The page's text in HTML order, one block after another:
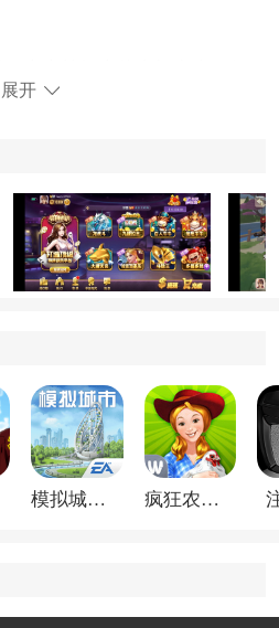
。比较稳一点的玩法通常会
力，尤其后期剩牌不多的时
出现的大牌来判断场上还剩什
家单独比较。
对应牌型，例如“有牛”“牛
应不同大小。
先从低倍开始熟悉节奏，因
南
展开
模拟城市我是巿长联机版 疯狂农场3美国派19